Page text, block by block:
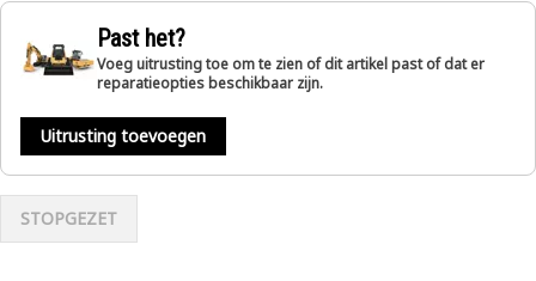
Past het?
Voeg uitrusting toe om te zien of dit artikel past of dat er
reparatieopties beschikbaar zijn.
Uitrusting toevoegen
STOPGEZET